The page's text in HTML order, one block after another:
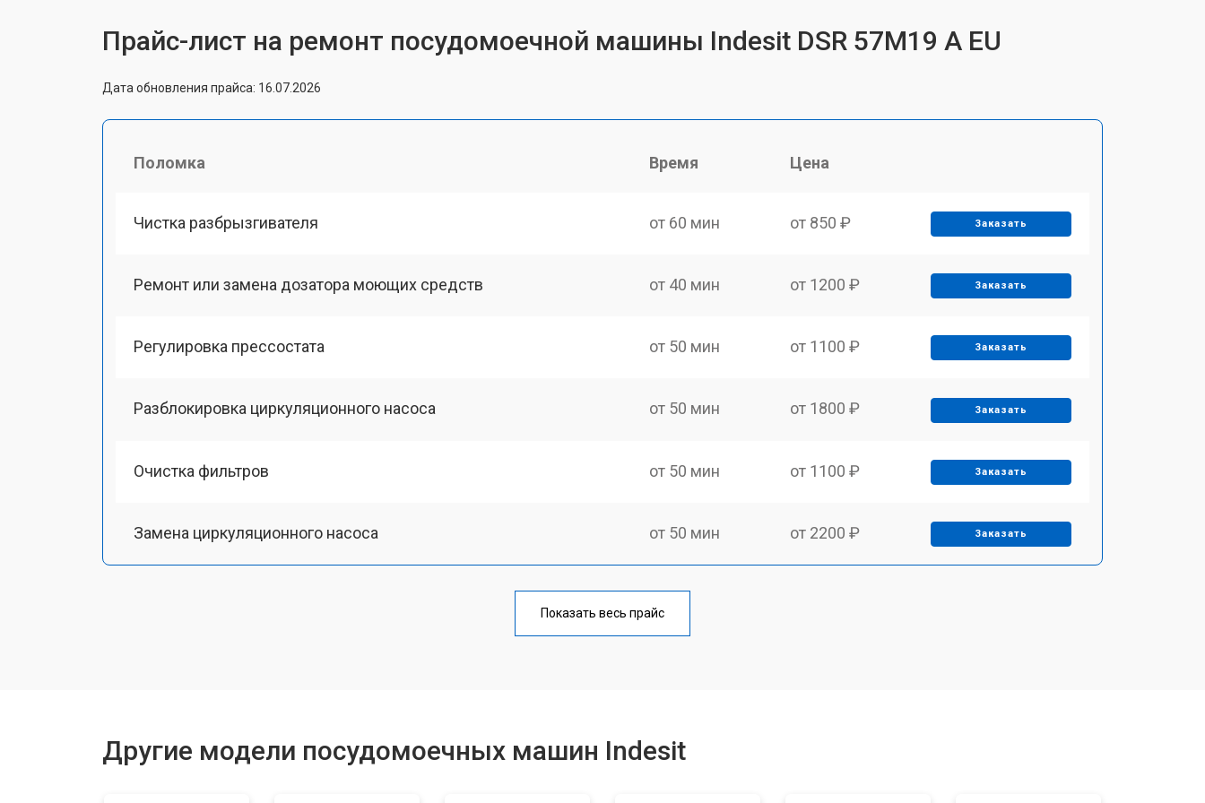
Прайс-лист на ремонт посудомоечной машины Indesit DSR 57M19 A EU
Дата обновления прайса: 16.07.2026
Поломка Время Цена
Чистка разбрызгивателя от 60 мин от 850 ₽ Заказать
Ремонт или замена дозатора моющих средств от 40 мин от 1200 ₽ Заказать
Регулировка прессостата от 50 мин от 1100 ₽ Заказать
Разблокировка циркуляционного насоса от 50 мин от 1800 ₽ Заказать
Очистка фильтров от 50 мин от 1100 ₽ Заказать
Замена циркуляционного насоса от 50 мин от 2200 ₽ Заказать
от 100 мин
Показать весь прайс
Другие модели посудомоечных машин Indesit